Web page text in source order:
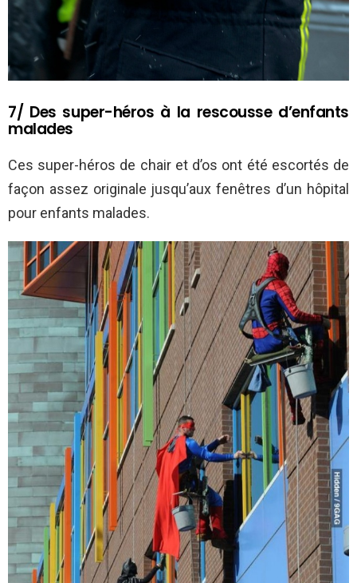
7/ Des super-héros à la rescousse d’enfants
malades
Ces super-héros de chair et d’os ont été escortés de
façon assez originale jusqu’aux fenêtres d’un hôpital
pour enfants malades.